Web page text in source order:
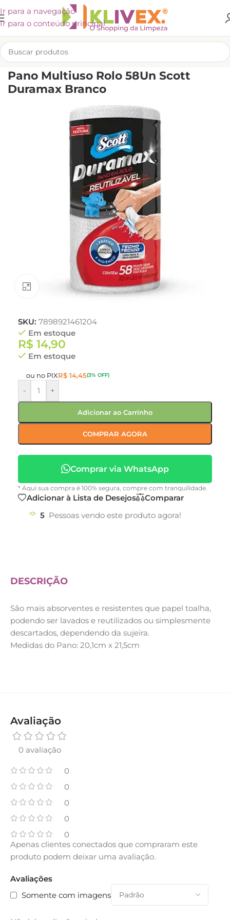
Ir para a navegação
Ir para o conteúdo principal
INÍCIO/KLIVEX
Pano Multiuso Rolo 58Un Scott
Duramax Branco
Clique para ampliar
SKU: 7898921461204
Em estoque
R$ 14,90
Em estoque
ou no PIXR$ 14,45(3% OFF)
- +
Adicionar ao Carrinho
COMPRAR AGORA
Comprar via WhatsApp
* Aqui sua compra é 100% segura, compre com tranquilidade.
Adicionar à Lista de Desejos
Comparar
5 Pessoas vendo este produto agora!
DESCRIÇÃO
São mais absorventes e resistentes que papel toalha,
podendo ser lavados e reutilizados ou simplesmente
descartados, dependendo da sujeira.
Medidas do Pano: 20,1cm x 21,5cm
Avaliação
0 avaliação
0
0
0
0
0
Avaliações
Somente com imagens
Apenas clientes conectados que compraram este
produto podem deixar uma avaliação.